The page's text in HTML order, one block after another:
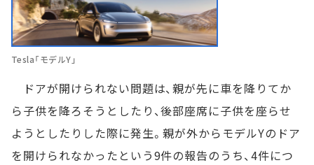
Tesla「モデルY」
ドアが開けられない問題は、親が先に車を降りてか
ら子供を降ろそうとしたり、後部座席に子供を座らせ
ようとしたりした際に発生。親が外からモデルYのドア
を開けられなかったという9件の報告のうち、4件につ